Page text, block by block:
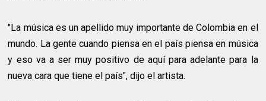
"La música es un apellido muy importante de Colombia en el
mundo. La gente cuando piensa en el país piensa en música
y eso va a ser muy positivo de aquí para adelante para la
nueva cara que tiene el país", dijo el artista.